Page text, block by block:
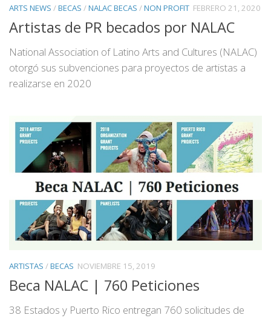
ARTS NEWS /BECAS /NALAC BECAS /NON PROFIT FEBRERO 21, 2020
Artistas de PR becados por NALAC
National Association of Latino Arts and Cultures (NALAC)
otorgó sus subvenciones para proyectos de artistas a
realizarse en 2020
ARTISTAS /BECAS NOVIEMBRE 15, 2019
Beca NALAC | 760 Peticiones
38 Estados y Puerto Rico entregan 760 solicitudes de